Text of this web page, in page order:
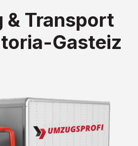
& Transport
Gasteiz